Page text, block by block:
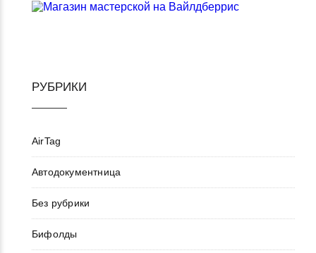
РУБРИКИ
AirTag
Автодокументница
Без рубрики
Бифолды